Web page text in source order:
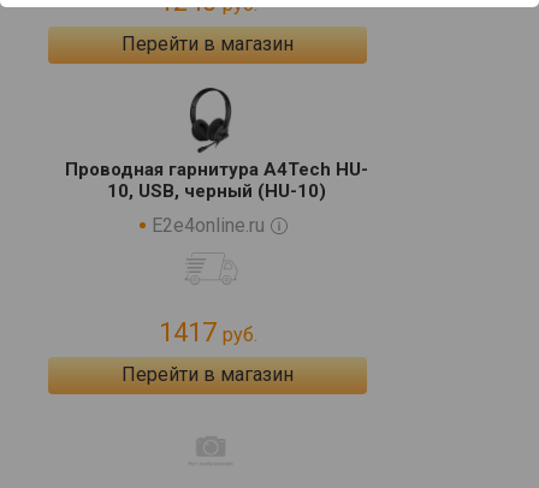
Перейти в магазин
Проводная гарнитура A4Tech HU-
10, USB, черный (HU-10)
E2e4online.ru
1417 руб.
Перейти в магазин